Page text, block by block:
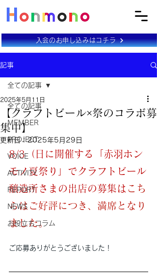
入会のお申し込みはコチラ
記事
全ての記事
MEMBER
PROJECT
VOICE
ACTIVITY
REPORT
NEWS
お役立ちコラム
全ての記事
【クラフトビール×祭のコラボ募
集中】
2025年5月11日
更新日：2025年5月29日
8/3（日に開催する
赤羽ホン
モノ夏祭り 」でクラフトビール
醸造所さまの出店の募集は こち
らはご好評につき、満席となり
ました。
ご応募ありがとうございました！